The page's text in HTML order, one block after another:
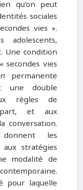
qu’on peut
sociales
vies ».
Une condition
vies
permanente
une double
règles de
part, et aux
conversation.
les
stratégies
modalité de
pour laquelle